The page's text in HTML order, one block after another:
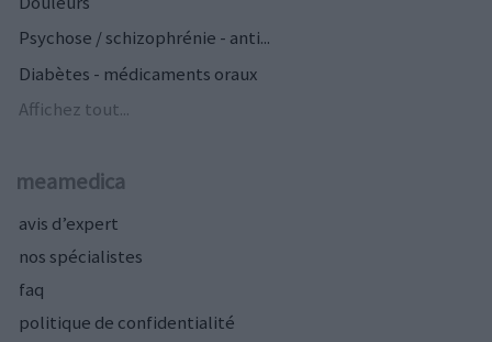
Psychose / schizophrénie - anti...
Diabètes - médicaments oraux
Affichez tout...
meamedica
avis d’expert
nos spécialistes
faq
politique de confidentialité